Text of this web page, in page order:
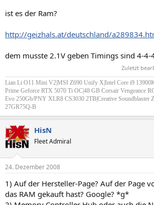
ist es der Ram?
http://geizhals.at/deutschland/
dem musste 2.1V geben Timings sind 4-4-
Zuletzt
Lian Li O11 Mini V2|MSI Z690 Unify X|Intel Core i9
Prime Geforce RTX 5070 Ti OC|48 GB Corsair Vengeance
Evo 250Gb/PNY XLR8 CS3030 2TB|Creative Soundblaster
27GR75Q-B
HisN
Fleet Admiral
24. Dezember 2008
1) Auf der Hersteller-Page? Auf der Page
das RAM gekauft hast? Google? *g*